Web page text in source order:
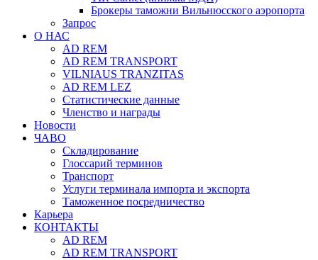
Брокеры таможни Вильнюсского аэропорта
Запрос
О НАС
AD REM
AD REM TRANSPORT
VILNIAUS TRANZITAS
AD REM LEZ
Статистические данные
Членство и награды
Новости
ЧАВО
Складирование
Глоссарий терминов
Транспорт
Услуги терминала импорта и экспорта
Таможенное посредничество
Карьера
КОНТАКТЫ
AD REM
AD REM TRANSPORT